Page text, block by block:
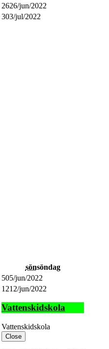
2626/jun/2022
303/jul/2022
sönsöndag
505/jun/2022
1212/jun/2022
Vattenskidskola
Vattenskidskola
Close